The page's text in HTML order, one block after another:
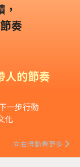
向右滑動看更多
奏
人的節奏
一步行動
化